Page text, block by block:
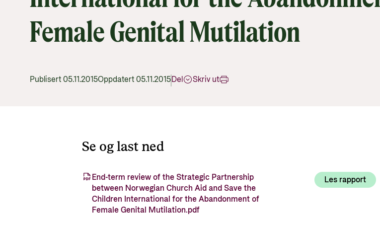
Utlysninger og tildelinger
Tilskuddsguiden
Kriterier for bistand
Female Genital Mutilation
Publisert 05.11.2015Oppdatert 05.11.2015Del Skriv ut
Se og last ned
End-term review of the Strategic Partnership
between Norwegian Church Aid and Save the
Children International for the Abandonment of
Female Genital Mutilation.pdf
Les rapport